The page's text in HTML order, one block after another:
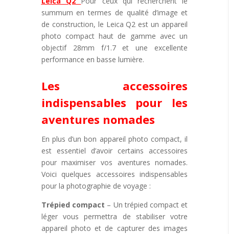
summum en termes de qualité d’image et
de construction, le Leica Q2 est un appareil
photo compact haut de gamme avec un
objectif 28mm f/1.7 et une excellente
performance en basse lumière.
Les accessoires
indispensables pour les
aventures nomades
En plus d’un bon appareil photo compact, il
est essentiel d’avoir certains accessoires
pour maximiser vos aventures nomades.
Voici quelques accessoires indispensables
pour la photographie de voyage :
Trépied compact – Un trépied compact et
léger vous permettra de stabiliser votre
appareil photo et de capturer des images